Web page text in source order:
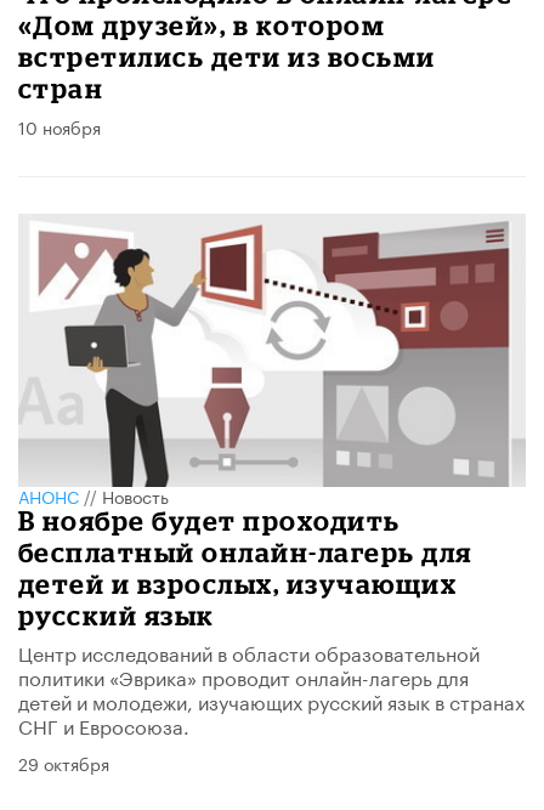
«Дом друзей», в котором
встретились дети из восьми
стран
10 ноября
АНОНС//Новость
В ноябре будет проходить
бесплатный онлайн-лагерь для
детей и взрослых, изучающих
русский язык
Центр исследований в области образовательной
политики «Эврика» проводит онлайн-лагерь для
детей и молодежи, изучающих русский язык в странах
СНГ и Евросоюза.
29 октября